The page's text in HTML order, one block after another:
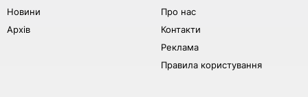
Новини
Архів
Про нас
Контакти
Реклама
Правила користування